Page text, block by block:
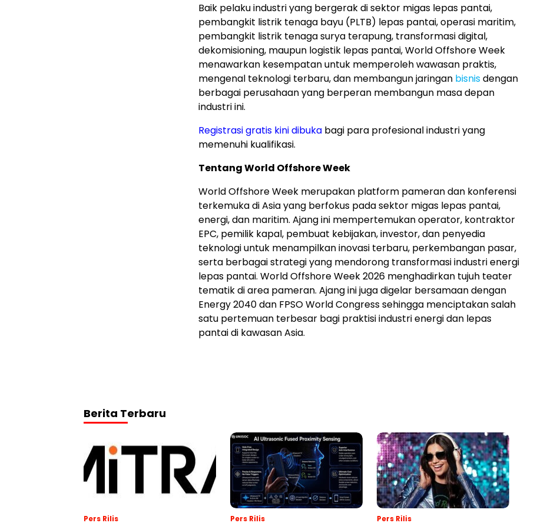
Baik pelaku industri yang bergerak di sektor migas lepas pantai,
pembangkit listrik tenaga bayu (PLTB) lepas pantai, operasi maritim,
pembangkit listrik tenaga surya terapung, transformasi digital,
dekomisioning, maupun logistik lepas pantai, World Offshore Week
menawarkan kesempatan untuk memperoleh wawasan praktis,
mengenal teknologi terbaru, dan membangun jaringan bisnisdengan
berbagai perusahaan yang berperan membangun masa depan
industri ini.
Registrasi gratis kini dibuka bagi para profesional industri yang
memenuhi kualifikasi.
Tentang World Offshore Week
World Offshore Week merupakan platform pameran dan konferensi
terkemuka di Asia yang berfokus pada sektor migas lepas pantai,
energi, dan maritim. Ajang ini mempertemukan operator, kontraktor
EPC, pemilik kapal, pembuat kebijakan, investor, dan penyedia
teknologi untuk menampilkan inovasi terbaru, perkembangan pasar,
serta berbagai strategi yang mendorong transformasi industri energi
lepas pantai. World Offshore Week 2026 menghadirkan tujuh teater
tematik di area pameran. Ajang ini juga digelar bersamaan dengan
Energy 2040 dan FPSO World Congress sehingga menciptakan salah
satu pertemuan terbesar bagi praktisi industri energi dan lepas
pantai di kawasan Asia.
Berita Terbaru
Pers Rilis Pers Rilis Pers Rilis